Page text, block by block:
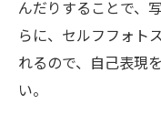
想像力を
んだりすることで、
らに、セルフフォト
れるので、自己表現
い。